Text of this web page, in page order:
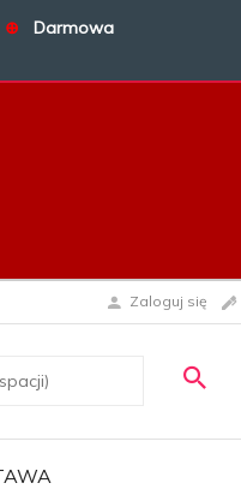
⊕ Darmowa
Zaloguj się